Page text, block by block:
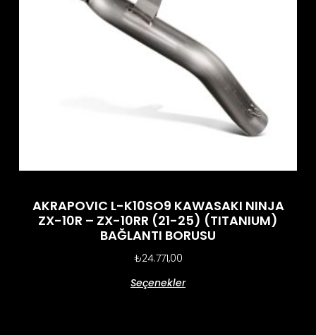
AKRAPOVIC L-K10SO9 KAWASAKI NINJA
ZX-10R – ZX-10RR (21-25) (TITANIUM)
BAĞLANTI BORUSU
₺24.771,00
Seçenekler